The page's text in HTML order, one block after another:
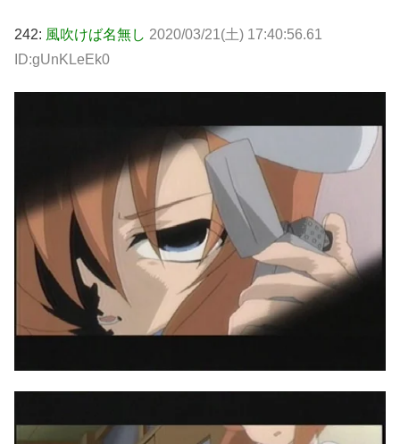
242: 風吹けば名無し 2020/03/21(土) 17:40:56.61
ID:gUnKLeEk0